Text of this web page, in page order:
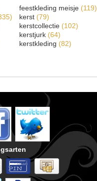
feestkleding meisje (119)
kerst (79)
kerstcollectie (102)
kerstjurk (64)
kerstkleding (82)